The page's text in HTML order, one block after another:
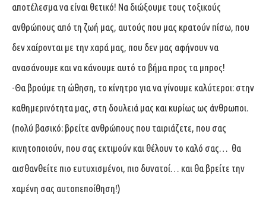
αποτέλεσμα να είναι θετικό! Να διώξουμε τους τοξικούς
ανθρώπους από τη ζωή μας, αυτούς που μας κρατούν πίσω, που
δεν χαίρονται με την χαρά μας, που δεν μας αφήνουν να
ανασάνουμε και να κάνουμε αυτό το βήμα προς τα μπρος!
-Θα βρούμε τη ώθηση, το κίνητρο για να γίνουμε καλύτεροι: στην
καθημερινότητα μας, στη δουλειά μας και κυρίως ως άνθρωποι.
(πολύ βασικό: βρείτε ανθρώπους που ταιριάζετε, που σας
κινητοποιούν, που σας εκτιμούν και θέλουν το καλό σας… θα
αισθανθείτε πιο ευτυχισμένοι, πιο δυνατοί… και θα βρείτε την
χαμένη σας αυτοπεποίθηση!)